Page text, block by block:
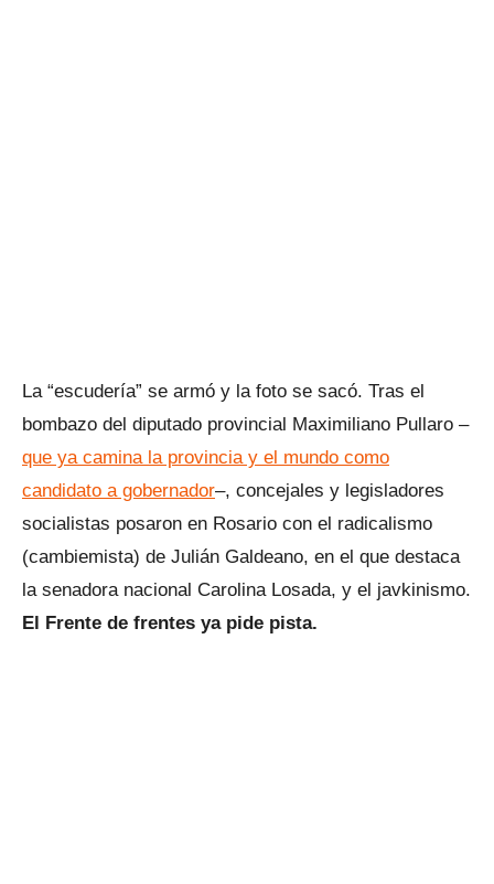
La “escudería” se armó y la foto se sacó. Tras el
bombazo del diputado provincial Maximiliano Pullaro –
que ya camina la provincia y el mundo como
candidato a gobernador–, concejales y legisladores
socialistas posaron en Rosario con el radicalismo
(cambiemista) de Julián Galdeano, en el que destaca
la senadora nacional Carolina Losada, y el javkinismo.
El Frente de frentes ya pide pista.